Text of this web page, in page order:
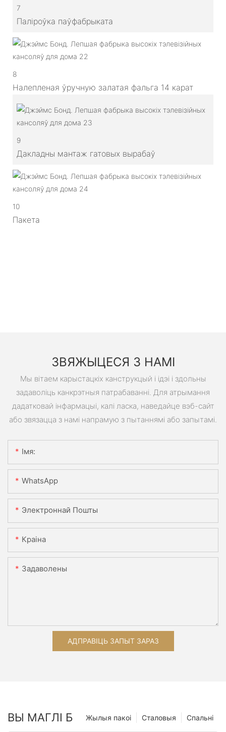
7
Паліроўка паўфабрыката
8
Налепленая ўручную залатая фальга 14 карат
9
Дакладны мантаж гатовых вырабаў
10
Пакета
ЗВЯЖЫЦЕСЯ З НАМІ
Мы вітаем карыстацкіх канструкцый і ідэі і здольны
задаволіць канкрэтныя патрабаванні. Для атрымання
дадатковай інфармацыі, калі ласка, наведайце вэб-сайт
або звязацца з намі напрамую з пытаннямі або запытамі.
Імя:
WhatsApp
Электроннай Пошты
Краіна
Задаволены
АДПРАВІЦЬ ЗАПЫТ ЗАРАЗ
ВЫ МАГЛІ Б Спальні
Сталовыя
Жылыя пакоі